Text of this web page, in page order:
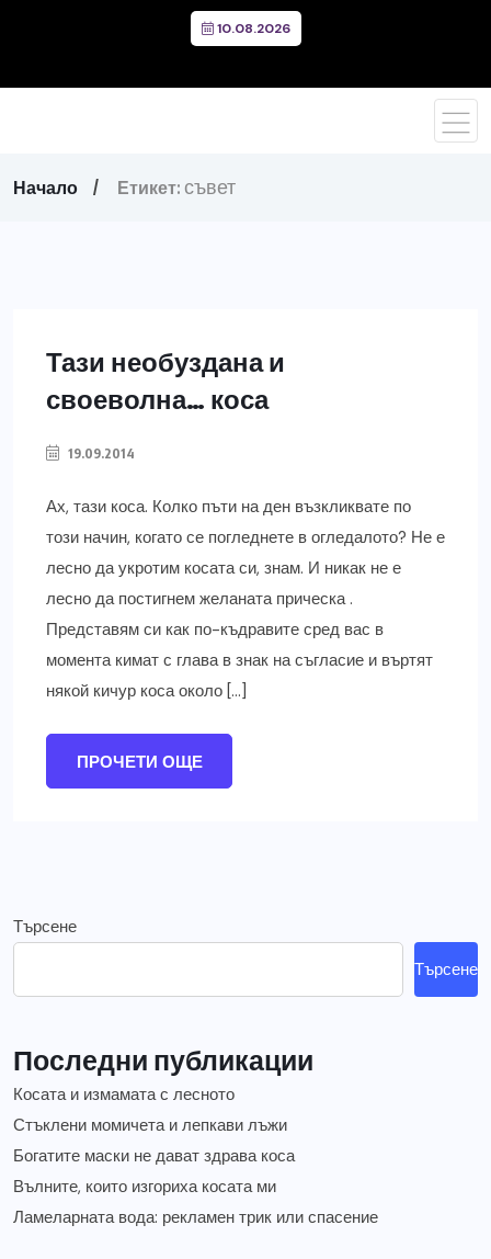
10.08.2026
Начало Етикет: съвет
Тази необуздана и
своеволна… коса
19.09.2014
Ах, тази коса. Колко пъти на ден възкликвате по
този начин, когато се погледнете в огледалото? Не е
лесно да укротим косата си, знам. И никак не е
лесно да постигнем желаната прическа .
Представям си как по-къдравите сред вас в
момента кимат с глава в знак на съгласие и въртят
някой кичур коса около […]
ПРОЧЕТИ ОЩЕ
Търсене
Търсене
Последни публикации
Косата и измамата с лесното
Стъклени момичета и лепкави лъжи
Богатите маски не дават здрава коса
Вълните, които изгориха косата ми
Ламеларната вода: рекламен трик или спасение